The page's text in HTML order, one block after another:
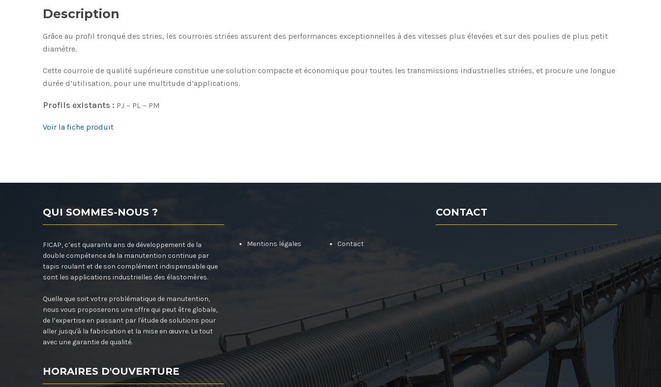
Description
Grâce au profil tronqué des stries, les courroies striées assurent des performances exceptionnelles à des vitesses plus élevées et sur des poulies de plus petit
diamètre.
Cette courroie de qualité supérieure constitue une solution compacte et économique pour toutes les transmissions industrielles striées, et procure une longue
durée d’utilisation, pour une multitude d’applications.
Profils existants : PJ – PL – PM
Voir la fiche produit
QUI SOMMES-NOUS ?
FICAP, c’est quarante ans de développement de la
double compétence de la manutention continue par
tapis roulant et de son complément indispensable que
sont les applications industrielles des élastomères.
Quelle que soit votre problématique de manutention,
nous vous proposerons une offre qui peut être globale,
de l’expertise en passant par l'étude de solutions pour
aller jusqu'à la fabrication et la mise en œuvre. Le tout
avec une garantie de qualité.
HORAIRES D'OUVERTURE
Mentions légales Contact
CONTACT